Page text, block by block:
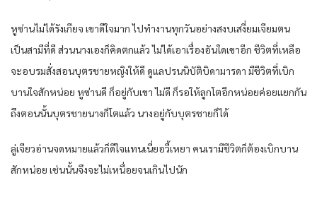
หูซ่านไม่ได้รังเกียจ เขาดีใจมาก ไปทำงานทุกวันอย่างสงบเสงี่ยมเจียมตน
เป็นสามีที่ดี ส่วนนางเองก็คิดตกแล้ว ไม่ได้เอาเรื่องอันใดเขาอีก ชีวิตที่เหลือ
จะอบรมสั่งสอนบุตรชายหญิงให้ดี ดูแลปรนนิบัติบิดามารดา มีชีวิตที่เบิก
บานใจสักหน่อย หูซ่านดี ก็อยู่กับเขา ไม่ดี ก็รอให้ลูกโตอีกหน่อยค่อยแยกกัน
ถึงตอนนั้นบุตรชายนางก็โตแล้ว นางอยู่กับบุตรชายก็ได้
ลู่เจียวอ่านจดหมายแล้วก็ดีใจแทนเนี่ยอวี้เหยา คนเรามีชีวิตก็ต้องเบิกบาน
สักหน่อย เช่นนั้นจึงจะไม่เหนื่อยจนเกินไปนัก